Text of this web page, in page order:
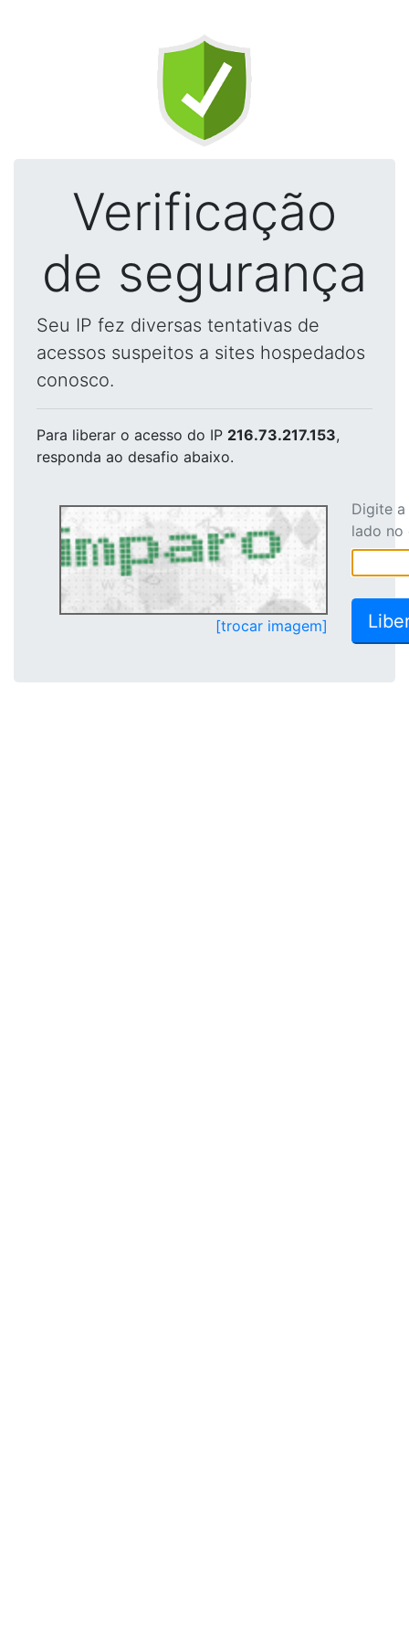
Verificação
de segurança
Seu IP fez diversas tentativas de
acessos suspeitos a sites hospedados
conosco.
Para liberar o acesso do IP 216.73.217.153,
responda ao desafio abaixo.
[trocar imagem]
Digite
lado no